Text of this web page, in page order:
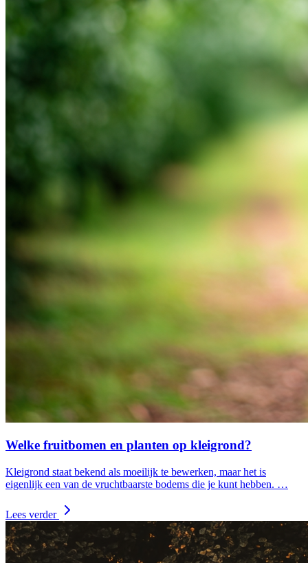
Welke fruitbomen en planten op kleigrond?
Kleigrond staat bekend als moeilijk te bewerken, maar het is
eigenlijk een van de vruchtbaarste bodems die je kunt hebben. …
Lees verder